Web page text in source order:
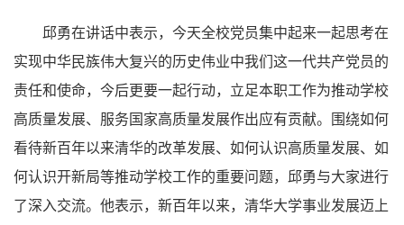
邱勇在讲话中表示，今天全校党员集中起来一起思考在
实现中华民族伟大复兴的历史伟业中我们这一代共产党员的
责任和使命，今后更要一起行动，立足本职工作为推动学校
高质量发展、服务国家高质量发展作出应有贡献。围绕如何
看待新百年以来清华的改革发展、如何认识高质量发展、如
何认识开新局等推动学校工作的重要问题，邱勇与大家进行
了深入交流。他表示，新百年以来，清华大学事业发展迈上